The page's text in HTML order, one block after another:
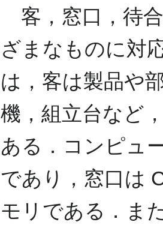
客，窓口，待
ざまなものに対
は，客は製品や
機，組立台など
ある．コンピュ
であり，窓口は
モリである．ま